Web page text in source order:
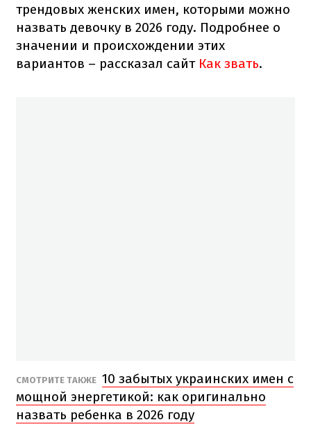
трендовых женских имен, которыми можно
назвать девочку в 2026 году. Подробнее о
значении и происхождении этих
вариантов – рассказал сайт Как звать.
СМОТРИТЕ ТАКЖЕ 10 забытых украинских имен с
мощной энергетикой: как оригинально
назвать ребенка в 2026 году